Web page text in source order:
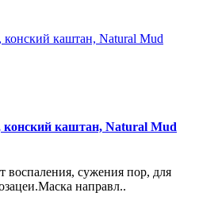
конский каштан, Natural Mud
воспаления, сужения пор, для
направл..